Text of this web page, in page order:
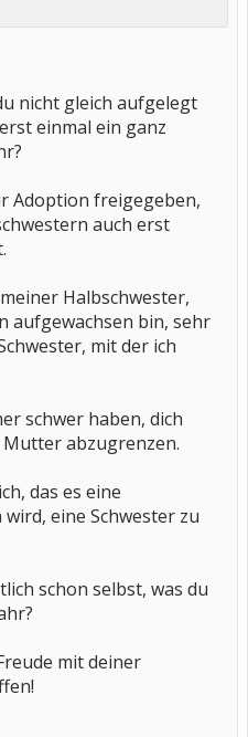
nicht gleich aufgelegt
einmal ein ganz
Adoption freigegeben,
auch erst
Halbschwester,
aufgewachsen bin, sehr
mit der ich
schwer haben, dich
abzugrenzen.
das es eine
eine Schwester zu
schon selbst, was du
mit deiner